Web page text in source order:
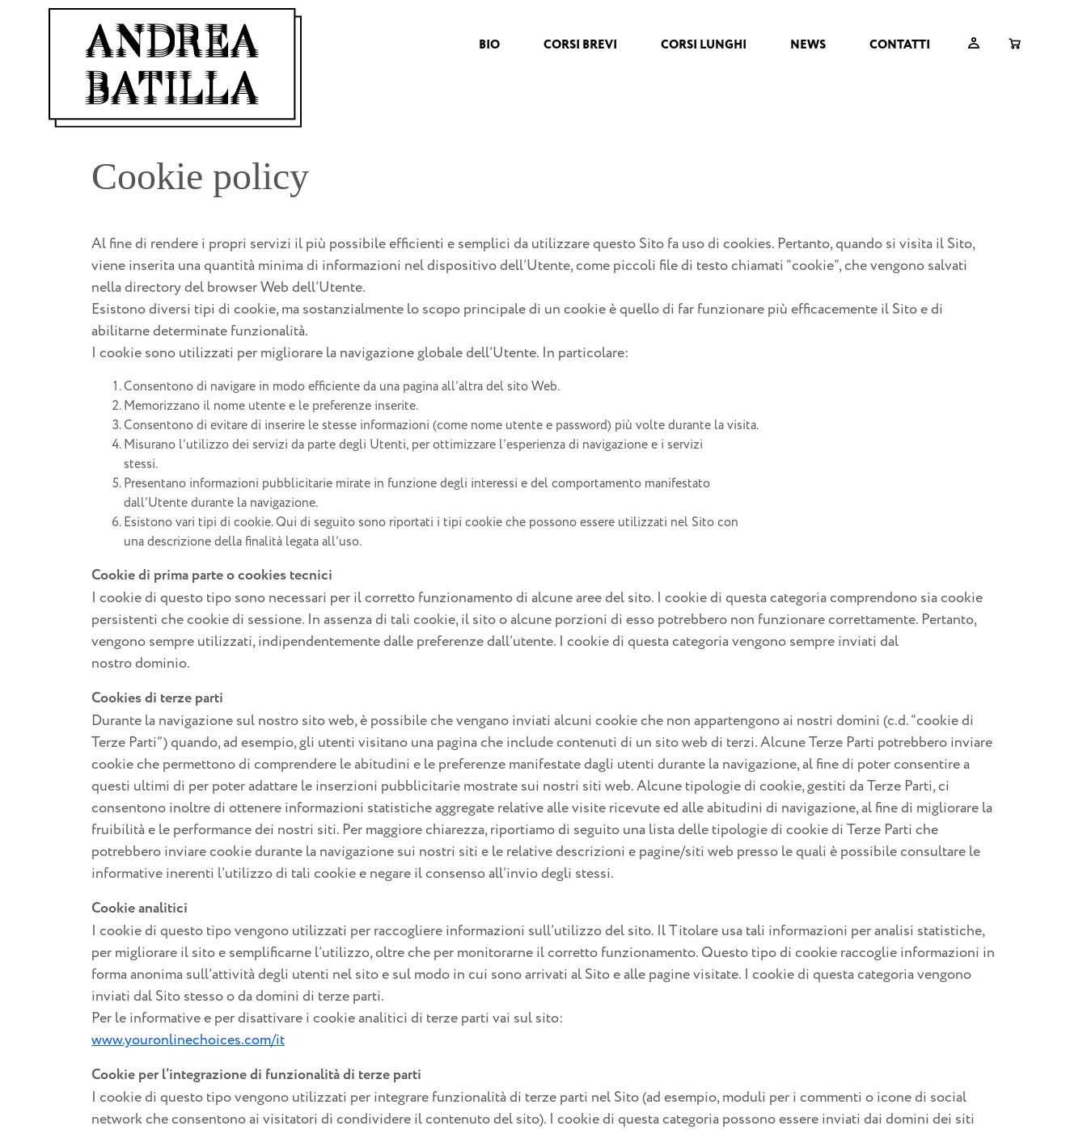
BIO CORSI BREVI CORSI LUNGHI NEWS CONTATTI
Cookie policy
Al fine di rendere i propri servizi il più possibile efficienti e semplici da utilizzare questo Sito fa uso di cookies. Pertanto, quando si visita il Sito,
viene inserita una quantità minima di informazioni nel dispositivo dell’Utente, come piccoli file di testo chiamati “cookie”, che vengono salvati
nella directory del browser Web dell’Utente.
Esistono diversi tipi di cookie, ma sostanzialmente lo scopo principale di un cookie è quello di far funzionare più efficacemente il Sito e di
abilitarne determinate funzionalità.
I cookie sono utilizzati per migliorare la navigazione globale dell’Utente. In particolare:
Consentono di navigare in modo efficiente da una pagina all’altra del sito Web.
Memorizzano il nome utente e le preferenze inserite.
Consentono di evitare di inserire le stesse informazioni (come nome utente e password) più volte durante la visita.
Misurano l’utilizzo dei servizi da parte degli Utenti, per ottimizzare l’esperienza di navigazione e i servizi
stessi.
Presentano informazioni pubblicitarie mirate in funzione degli interessi e del comportamento manifestato
dall’Utente durante la navigazione.
Esistono vari tipi di cookie. Qui di seguito sono riportati i tipi cookie che possono essere utilizzati nel Sito con
una descrizione della finalità legata all’uso.
Cookie di prima parte o cookies tecnici
I cookie di questo tipo sono necessari per il corretto funzionamento di alcune aree del sito. I cookie di questa categoria comprendono sia cookie
persistenti che cookie di sessione. In assenza di tali cookie, il sito o alcune porzioni di esso potrebbero non funzionare correttamente. Pertanto,
vengono sempre utilizzati, indipendentemente dalle preferenze dall’utente. I cookie di questa categoria vengono sempre inviati dal
nostro dominio.
Cookies di terze parti
Durante la navigazione sul nostro sito web, è possibile che vengano inviati alcuni cookie che non appartengono ai nostri domini (c.d. “cookie di
Terze Parti”) quando, ad esempio, gli utenti visitano una pagina che include contenuti di un sito web di terzi. Alcune Terze Parti potrebbero inviare
cookie che permettono di comprendere le abitudini e le preferenze manifestate dagli utenti durante la navigazione, al fine di poter consentire a
questi ultimi di per poter adattare le inserzioni pubblicitarie mostrate sui nostri siti web. Alcune tipologie di cookie, gestiti da Terze Parti, ci
consentono inoltre di ottenere informazioni statistiche aggregate relative alle visite ricevute ed alle abitudini di navigazione, al fine di migliorare la
fruibilità e le performance dei nostri siti. Per maggiore chiarezza, riportiamo di seguito una lista delle tipologie di cookie di Terze Parti che
potrebbero inviare cookie durante la navigazione sui nostri siti e le relative descrizioni e pagine/siti web presso le quali è possibile consultare le
informative inerenti l’utilizzo di tali cookie e negare il consenso all’invio degli stessi.
Cookie analitici
I cookie di questo tipo vengono utilizzati per raccogliere informazioni sull’utilizzo del sito. Il Titolare usa tali informazioni per analisi statistiche,
per migliorare il sito e semplificarne l’utilizzo, oltre che per monitorarne il corretto funzionamento. Questo tipo di cookie raccoglie informazioni in
forma anonima sull’attività degli utenti nel sito e sul modo in cui sono arrivati al Sito e alle pagine visitate. I cookie di questa categoria vengono
inviati dal Sito stesso o da domini di terze parti.
Per le informative e per disattivare i cookie analitici di terze parti vai sul sito:
www.youronlinechoices.com/it
Cookie per l’integrazione di funzionalità di terze parti
I cookie di questo tipo vengono utilizzati per integrare funzionalità di terze parti nel Sito (ad esempio, moduli per i commenti o icone di social
network che consentono ai visitatori di condividere il contenuto del sito). I cookie di questa categoria possono essere inviati dai domini dei siti